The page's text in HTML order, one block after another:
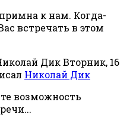
к нам. Когда-
встречать в этом
Вторник, 16
Николай Дик
возможность